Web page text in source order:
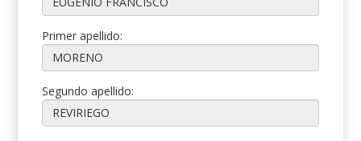
Primer apellido:
Segundo apellido: